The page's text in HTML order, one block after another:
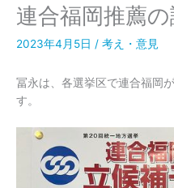
連合福岡推薦
2023年4月5日 / 考え・意見
冨永は、各選挙区で連合福岡
す。